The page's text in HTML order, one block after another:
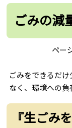
で
ごみの減
ペー
ごみをできるだ
なく、環境への負
『生ごみ